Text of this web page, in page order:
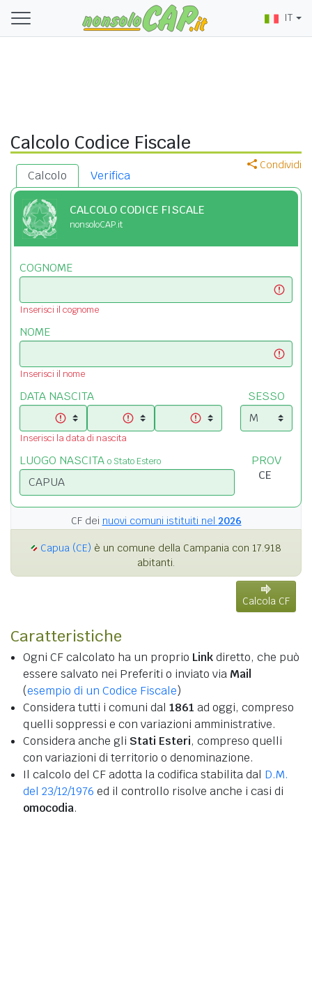
IT
Calcolo Codice Fiscale
Condividi
Calcolo Verifica
CALCOLO CODICE FISCALE
nonsoloCAP.it
COGNOME
Inserisci il cognome
NOME
Inserisci il nome
DATA NASCITA
Inserisci la data di nascita
SESSO
LUOGO NASCITA o Stato Estero PROV
CF dei nuovi comuni istituiti nel 2026
Capua (CE) è un comune della Campania con 17.918
abitanti.
Calcola CF
Caratteristiche
Ogni CF calcolato ha un proprio Linkdiretto, che può
essere salvato nei Preferiti o inviato via Mail
(esempio di un Codice Fiscale)
Considera tutti i comuni dal 1861 ad oggi, compreso
quelli soppressi e con variazioni amministrative.
Considera anche gli Stati Esteri, compreso quelli
con variazioni di territorio o denominazione.
Il calcolo del CF adotta la codifica stabilita dal D.M.
del 23/12/1976 ed il controllo risolve anche i casi di
omocodia.